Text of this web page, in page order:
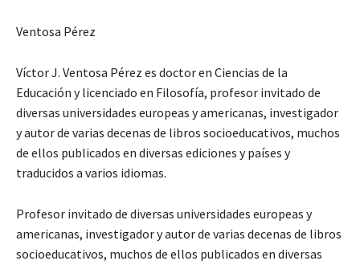
Ventosa Pérez
Víctor J. Ventosa Pérez es doctor en Ciencias de la
Educación y licenciado en Filosofía, profesor invitado de
diversas universidades europeas y americanas, investigador
y autor de varias decenas de libros socioeducativos, muchos
de ellos publicados en diversas ediciones y países y
traducidos a varios idiomas.
Profesor invitado de diversas universidades europeas y
americanas, investigador y autor de varias decenas de libros
socioeducativos, muchos de ellos publicados en diversas